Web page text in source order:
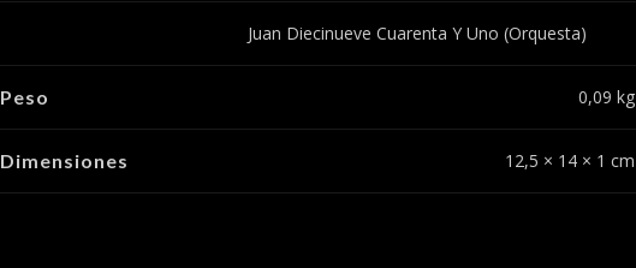
Juan Diecinueve Cuarenta Y Uno (Orquesta)
Peso 0,09 kg
Dimensiones 12,5 × 14 × 1 cm